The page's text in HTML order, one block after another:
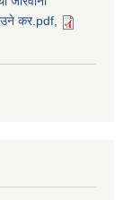
कर.pdf,